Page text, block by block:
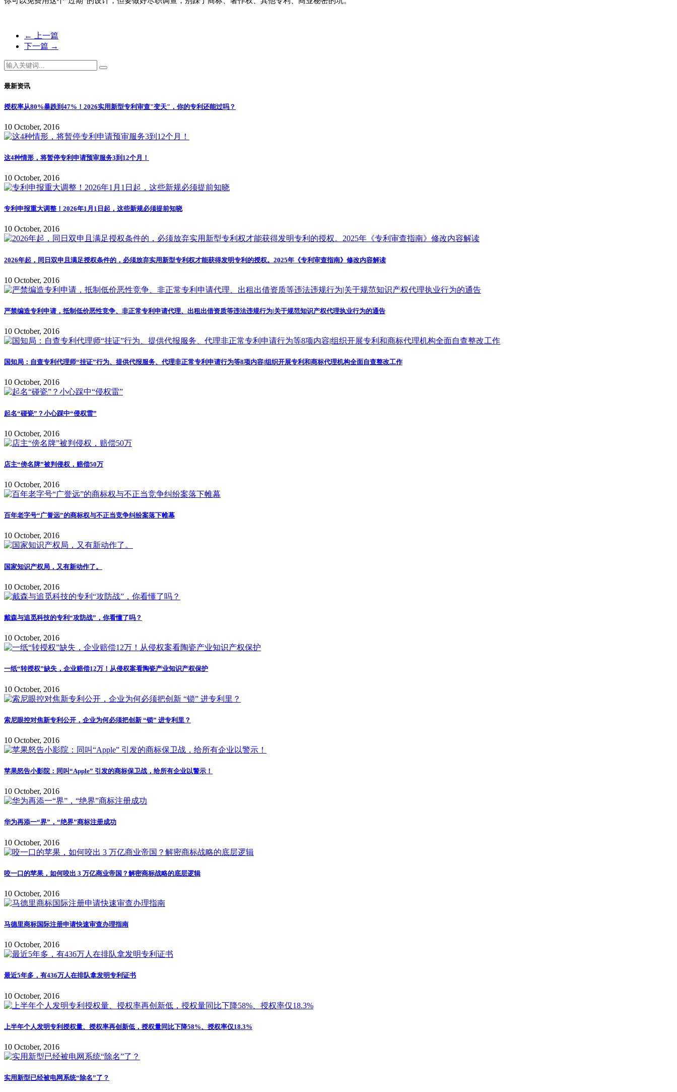
←
上一篇
下一篇 →
最新资讯
授权率从80%暴跌到47%！2026实用新型专利审查"变天"，你的专利还能过吗？
10 October, 2016
这4种情形，将暂停专利申请预审服务3到12个月！
10 October, 2016
专利申报重大调整！2026年1月1日起，这些新规必须提前知晓
10 October, 2016
2026年起，同日双申且满足授权条件的，必须放弃实用新型专利权才能获得发明专利的授权。2025年《专利审查指南》修改内容解读
10 October, 2016
严禁编造专利申请，抵制低价恶性竞争、非正常专利申请代理、出租出借资质等违法违规行为|关于规范知识产权代理执业行为的通告
10 October, 2016
国知局：自查专利代理师“挂证”行为、提供代报服务、代理非正常专利申请行为等8项内容|组织开展专利和商标代理机构全面自查整改工作
10 October, 2016
起名“碰瓷”？小心踩中“侵权雷”
10 October, 2016
店主“傍名牌”被判侵权，赔偿50万
10 October, 2016
百年老字号“广誉远”的商标权与不正当竞争纠纷案落下帷幕
10 October, 2016
国家知识产权局，又有新动作了。
10 October, 2016
戴森与追觅科技的专利“攻防战”，你看懂了吗？
10 October, 2016
一纸“转授权”缺失，企业赔偿12万！从侵权案看陶瓷产业知识产权保护
10 October, 2016
索尼眼控对焦新专利公开，企业为何必须把创新 “锁” 进专利里？
10 October, 2016
苹果怒告小影院：同叫“Apple” 引发的商标保卫战，给所有企业以警示！
10 October, 2016
华为再添一“界”，“绝界”商标注册成功
10 October, 2016
咬一口的苹果，如何咬出 3 万亿商业帝国？解密商标战略的底层逻辑
10 October, 2016
马德里商标国际注册申请快速审查办理指南
10 October, 2016
最近5年多，有436万人在排队拿发明专利证书
10 October, 2016
上半年个人发明专利授权量、授权率再创新低，授权量同比下降58%、授权率仅18.3%
10 October, 2016
实用新型已经被电网系统“除名”了？